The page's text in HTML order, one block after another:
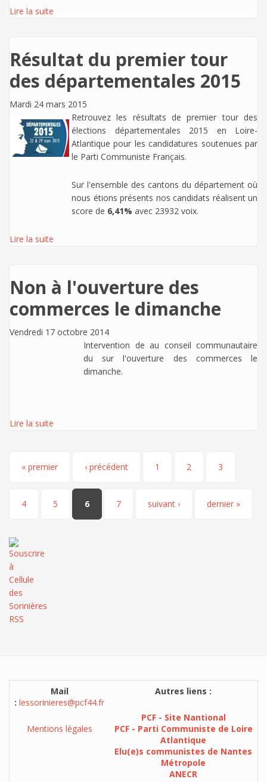
Lire la suite
Résultat du premier tour
des départementales 2015
Mardi 24 mars 2015
Retrouvez les résultats de premier tour des
élections départementales 2015 en Loire-
Atlantique pour les candidatures soutenues par
le Parti Communiste Français.
Sur l'ensemble des cantons du département où
nous étions présents nos candidats réalisent un
score de 6,41% avec 23932 voix.
Lire la suite
Non à l'ouverture des
commerces le dimanche
Vendredi 17 octobre 2014
Intervention de au conseil communautaire
du sur l'ouverture des commerces le
dimanche.
Lire la suite
Pages
« premier ‹ précédent 1 2 3
4 5 6 7 suivant › dernier »
Mail
: lessorinieres@pcf44.fr
Mentions légales
Autres liens :
PCF - Site Nantional
PCF - Parti Communiste de Loire
Atlantique
Elu(e)s communistes de Nantes
Métropole
ANECR